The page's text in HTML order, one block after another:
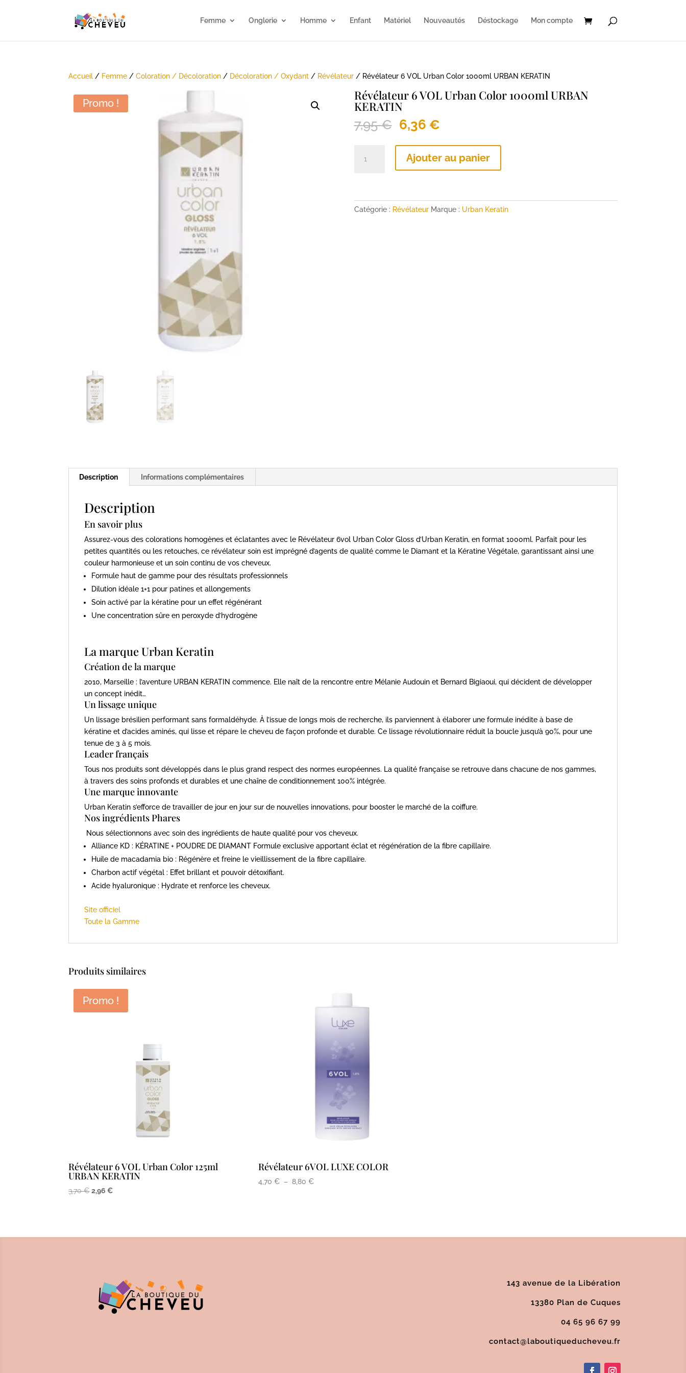
Femme Onglerie Homme Enfant Matériel Nouveautés Déstockage Mon compte
Accueil / Femme /Coloration / Décoloration / Décoloration / Oxydant / Révélateur / Révélateur 6 VOL Urban Color 1000ml URBAN KERATIN
Promo !
Révélateur 6 VOL Urban Color 1000ml URBAN
KERATIN
7,95€ Le
prix
initial
était :
7,95 €.
6,36 €Le
actuel
est :
6,36 €.
Urban
Ajouter au panier
Catégorie : Révélateur Marque : Urban Keratin
Description Informations complémentaires
Description
En savoir plus
Assurez-vous des colorations homogènes et éclatantes avec le Révélateur 6vol Urban Color Gloss d’Urban Keratin, en format 1000ml. Parfait pour les
petites quantités ou les retouches, ce révélateur soin est imprégné d’agents de qualité comme le Diamant et la Kératine Végétale, garantissant ainsi une
couleur harmonieuse et un soin continu de vos cheveux.
Formule haut de gamme pour des résultats professionnels
Dilution idéale 1+1 pour patines et allongements
Soin activé par la kératine pour un effet régénérant
Une concentration sûre en peroxyde d’hydrogène
La marque Urban Keratin
Création de la marque
2010, Marseille : l’aventure URBAN KERATIN commence. Elle naît de la rencontre entre Mélanie Audouin et Bernard Bigiaoui, qui décident de développer
un concept inédit…
Un lissage unique
Un lissage brésilien performant sans formaldéhyde. À l’issue de longs mois de recherche, ils parviennent à élaborer une formule inédite à base de
kératine et d’acides aminés, qui lisse et répare le cheveu de façon profonde et durable. Ce lissage révolutionnaire réduit la boucle jusqu’à 90%, pour une
tenue de 3 à 5 mois.
Leader français
Tous nos produits sont développés dans le plus grand respect des normes européennes. La qualité française se retrouve dans chacune de nos gammes,
à travers des soins profonds et durables et une chaîne de conditionnement 100% intégrée.
Une marque innovante
Urban Keratin s’efforce de travailler de jour en jour sur de nouvelles innovations, pour booster le marché de la coiffure.
Nos ingrédients Phares
Nous sélectionnons avec soin des ingrédients de haute qualité pour vos cheveux.
Alliance KD : KÉRATINE + POUDRE DE DIAMANT Formule exclusive apportant éclat et régénération de la fibre capillaire.
Huile de macadamia bio : Régénère et freine le vieillissement de la fibre capillaire.
Charbon actif végétal : Effet brillant et pouvoir détoxifiant.
Acide hyaluronique : Hydrate et renforce les cheveux.
Site officiel
Toute la Gamme
Produits similaires
Promo !
Révélateur 6 VOL Urban Color 125ml
URBAN KERATIN
3,70€ Le
3,70 €.
2,96€Le
2,96 €.
Révélateur 6VOL LUXE COLOR
4,70 € – 8,80 €Plage
8,80 €
143 avenue de la Libération
13380 Plan de Cuques
04 65 96 67 99
contact@laboutiqueducheveu.fr